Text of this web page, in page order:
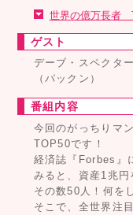
世界の億万長者
ゲスト
デーブ・スペクタ
（パックン）
番組内容
今回のがっちりマ
TOP50です！
経済誌『Forbes』
みると、資産1兆円
その数50人！何を
そこで、全世界注